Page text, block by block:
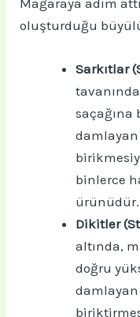
Mağaraya adım
oluşturduğu
Sarkıtlar
saçağına
binlerce
ürünüdür.
Dikitler
altında,
doğru